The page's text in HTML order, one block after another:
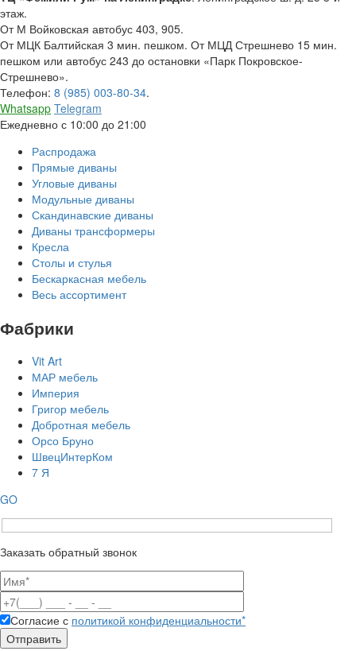
этаж.
От М Войковская автобус 403, 905.
От МЦК Балтийская 3 мин. пешком. От МЦД Стрешнево 15 мин.
пешком или автобус 243 до остановки «Парк Покровское-
Стрешнево».
Телефон: 8 (985) 003-80-34.
Whatsapp Telegram
Ежедневно с 10:00 до 21:00
Распродажа
Прямые диваны
Угловые диваны
Модульные диваны
Скандинавские диваны
Диваны трансформеры
Кресла
Столы и стулья
Бескаркасная мебель
Весь ассортимент
Фабрики
Vit Art
МАР мебель
Империя
Григор мебель
Добротная мебель
Орсо Бруно
ШвецИнтерКом
7 Я
GO
Заказать обратный звонок
Согласие с политикой конфиденциальности*